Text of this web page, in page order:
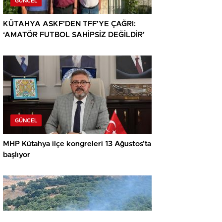
KÜTAHYA ASKF’DEN TFF’YE ÇAĞRI:
‘AMATÖR FUTBOL SAHİPSİZ DEĞİLDİR’
GÜNCEL
MHP Kütahya ilçe kongreleri 13 Ağustos’ta
başlıyor